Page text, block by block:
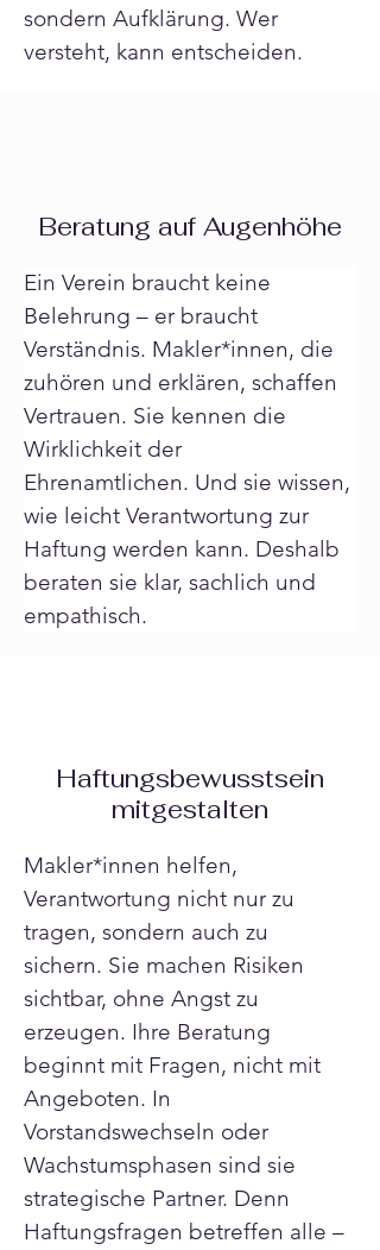
sondern Aufklärung. Wer
versteht, kann entscheiden.
Beratung auf Augenhöhe
Ein Verein braucht keine
Belehrung – er braucht
Verständnis. Makler*innen, die
zuhören und erklären, schaffen
Vertrauen. Sie kennen die
Wirklichkeit der
Ehrenamtlichen. Und sie wissen,
wie leicht Verantwortung zur
Haftung werden kann. Deshalb
beraten sie klar, sachlich und
empathisch.
Haftungsbewusstsein
mitgestalten
Makler*innen helfen,
Verantwortung nicht nur zu
tragen, sondern auch zu
sichern. Sie machen Risiken
sichtbar, ohne Angst zu
erzeugen. Ihre Beratung
beginnt mit Fragen, nicht mit
Angeboten. In
Vorstandswechseln oder
Wachstumsphasen sind sie
strategische Partner. Denn
Haftungsfragen betreffen alle –